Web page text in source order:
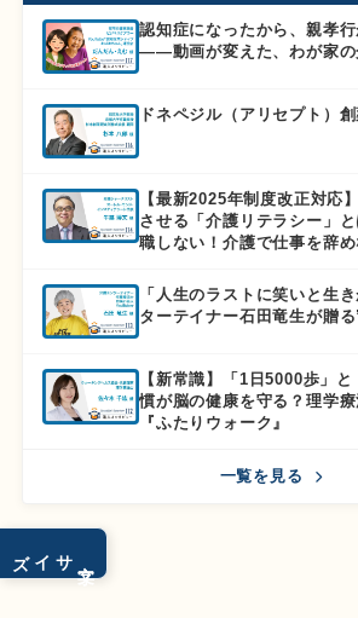
サイズ
認知症になったから、親孝
――動画が変えた、わが家の
ドネペジル（アリセプト）
【最新2025年制度改正対応
させる「介護リテラシー」
職しない！介護で仕事を辞
「人生のラストに笑いと生
ターテイナー石田竜生が贈
【新常識】「1日5000歩」
慣が脳の健康を守る？理学
『ふたりウォーク』
一覧を見る